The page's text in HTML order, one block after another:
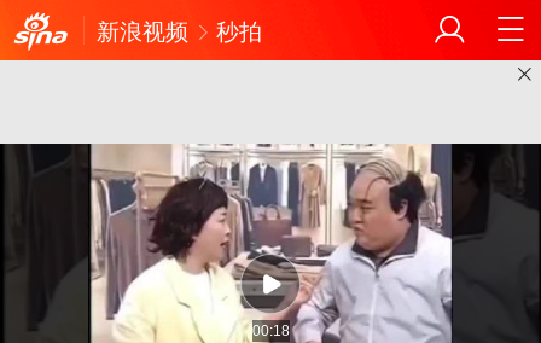
新浪视频 秒拍
00:18